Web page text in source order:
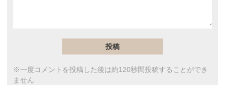
※一度コメントを投稿した後は約120秒間投稿することができ
ません